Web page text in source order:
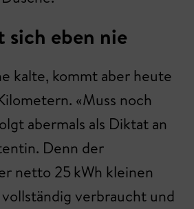
sich eben nie
kalte, kommt aber heute
«Muss noch
abermals als Diktat an
Denn der
netto 25 kWh kleinen
verbraucht und